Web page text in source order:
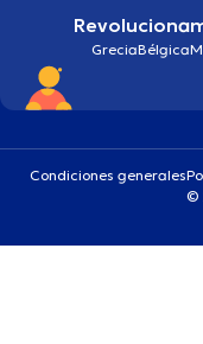
GreciaBélgica
Condiciones generales
©